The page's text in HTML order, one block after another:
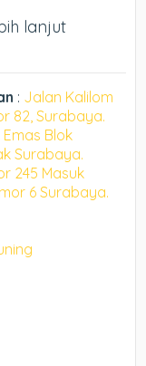
lanjut
: Jalan Kalilom
82, Surabaya.
Blok
Surabaya.
245 Masuk
6 Surabaya.